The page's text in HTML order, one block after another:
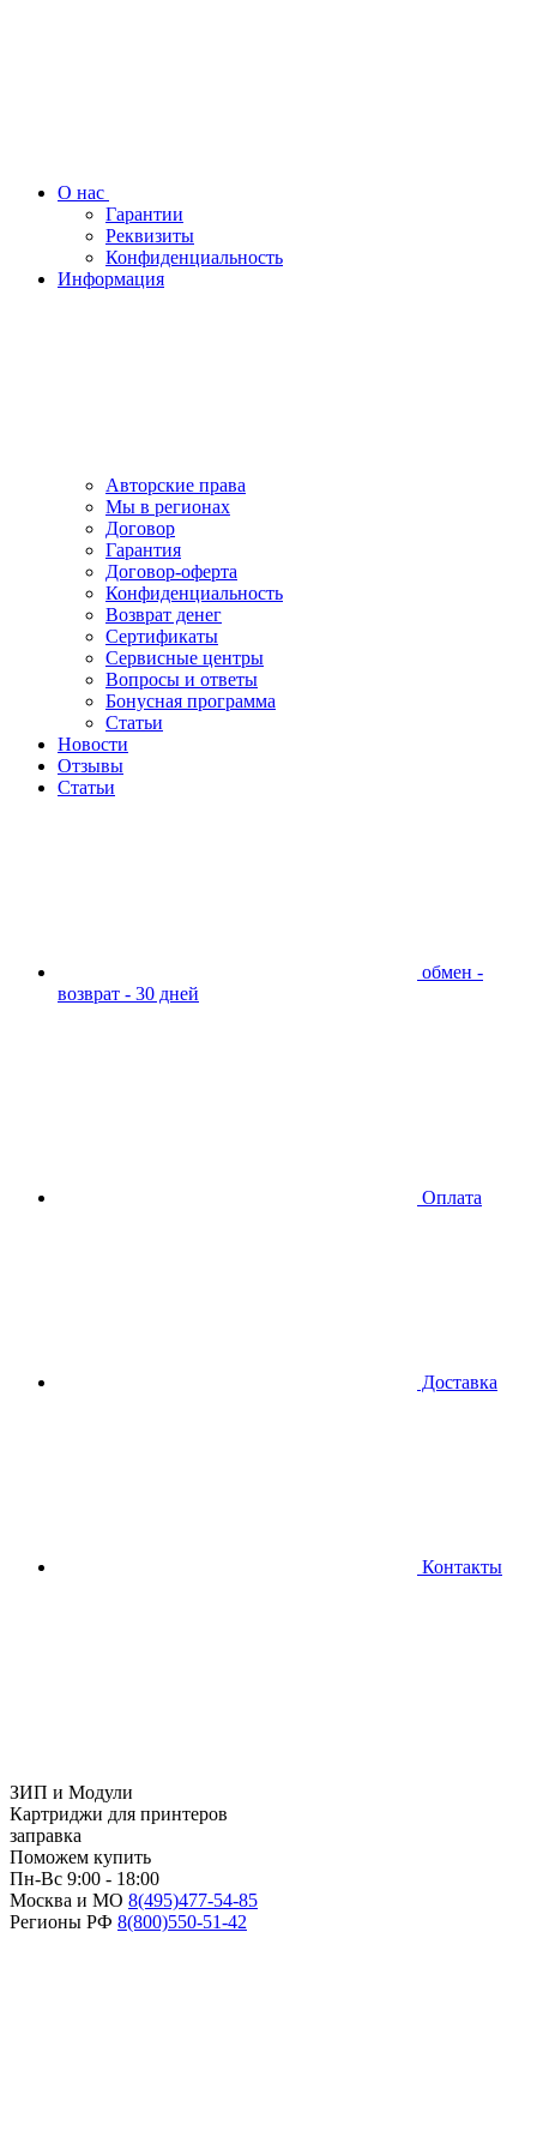
О нас
Гарантии
Реквизиты
Конфиденциальность
Информация
Авторские права
Мы в регионах
Договор
Гарантия
Договор-оферта
Конфиденциальность
Возврат денег
Сертификаты
Сервисные центры
Вопросы и ответы
Бонусная программа
Статьи
Новости
Отзывы
Статьи
обмен -
возврат - 30 дней
Оплата
Доставка
Контакты
ЗИП и Модули
Картриджи для принтеров
заправка
Поможем купить
Пн-Вс 9:00 - 18:00
Москва и МО 8(495)477-54-85
Регионы РФ 8(800)550-51-42